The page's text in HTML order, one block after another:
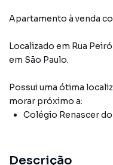
Apartamento à venda
Localizado em Rua
em São Paulo.
Possui uma ótima
morar próximo a:
Colégio Renascer
Descrição